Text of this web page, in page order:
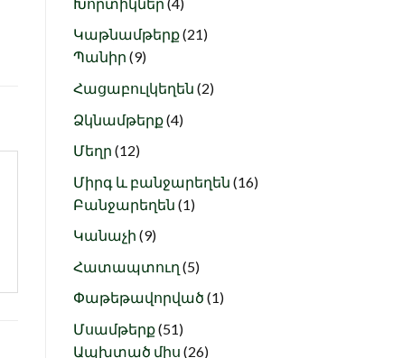
Կաթնամթերք 2121
Պանիր 99
products
Հացաբուլկեղեն 22
Ձկնամթերք 44
Մեղր 1212
products
Միրգ և բանջարեղեն 1616
Բանջարեղեն 11
Կանաչի 99
Հատապտուղ 55
products
Փաթեթավորված 11
Մսամթերք 5151
products
Ապխտած միս 2626